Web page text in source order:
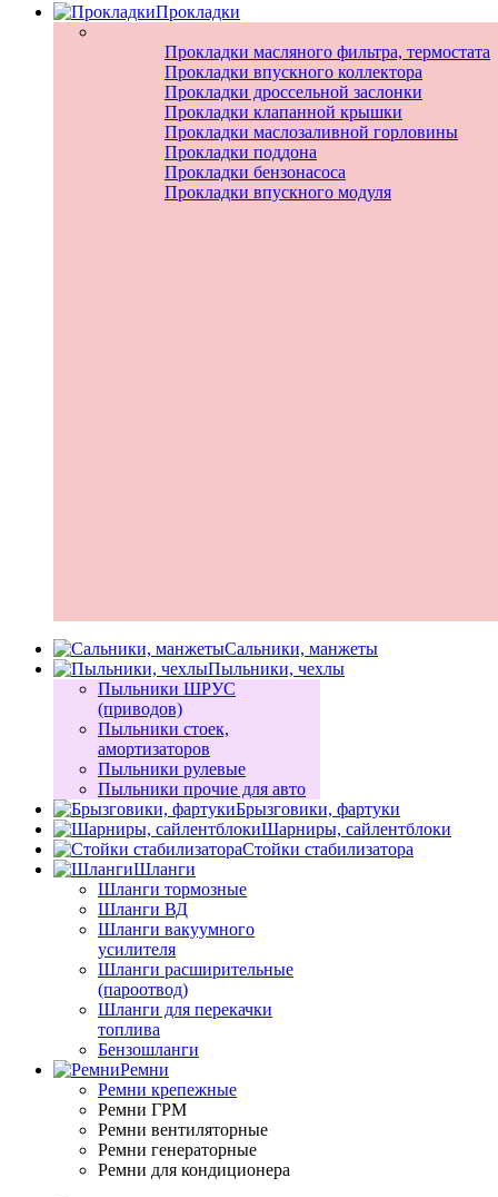
Прокладки
Прокладки масляного фильтра, термостата
Прокладки впускного коллектора
Прокладки дроссельной заслонки
Прокладки клапанной крышки
Прокладки маслозаливной горловины
Прокладки поддона
Прокладки бензонасоса
Прокладки впускного модуля
Сальники, манжеты
Пыльники, чехлы
Пыльники ШРУС
(приводов)
Пыльники стоек,
амортизаторов
Пыльники рулевые
Пыльники прочие для авто
Брызговики, фартуки
Шарниры, сайлентблоки
Стойки стабилизатора
Шланги
Шланги тормозные
Шланги ВД
Шланги вакуумного
усилителя
Шланги расширительные
(пароотвод)
Шланги для перекачки
топлива
Бензошланги
Ремни
Ремни крепежные
Ремни ГРМ
Ремни вентиляторные
Ремни генераторные
Ремни для кондиционера